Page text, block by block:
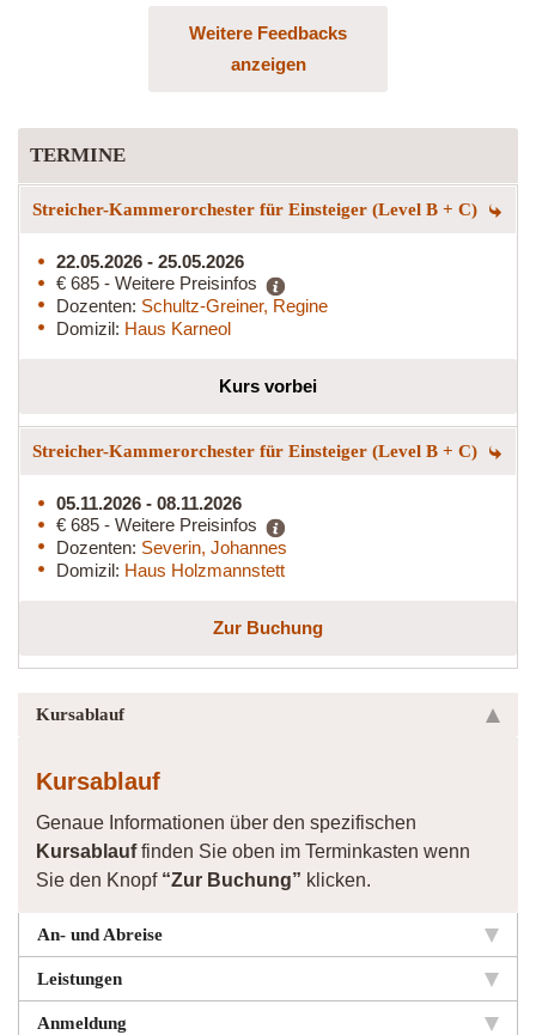
Weitere Feedbacks
anzeigen
TERMINE
Streicher-Kammerorchester für Einsteiger (Level B + C)
22.05.2026 - 25.05.2026
€ 685 - Weitere Preisinfos
Dozenten: Schultz-Greiner, Regine
Domizil: Haus Karneol
Kurs vorbei
Streicher-Kammerorchester für Einsteiger (Level B + C)
05.11.2026 - 08.11.2026
€ 685 - Weitere Preisinfos
Dozenten: Severin, Johannes
Domizil: Haus Holzmannstett
Zur Buchung
Kursablauf
Kursablauf
Genaue Informationen über den spezifischen
Kursablauffinden Sie oben im Terminkasten wenn
Sie den Knopf “Zur Buchung” klicken.
An- und Abreise
Leistungen
Anmeldung